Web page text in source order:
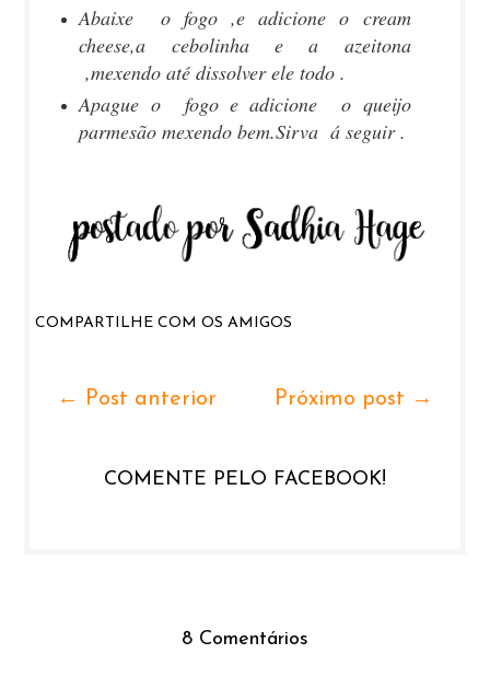
Abaixe o fogo ,e adicione o cream
cheese,a cebolinha e a azeitona
,mexendo até dissolver ele todo .
Apague o fogo e adicione o queijo
parmesão mexendo bem.Sirva á seguir .
COMPARTILHE COM OS AMIGOS
Próximo post →
← Post anterior
COMENTE PELO FACEBOOK!
8 Comentários